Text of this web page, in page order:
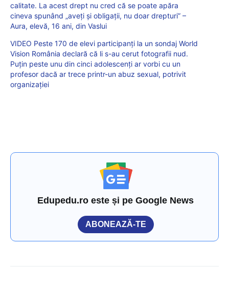
calitate. La acest drept nu cred că se poate apăra
cineva spunând „aveți și obligații, nu doar drepturi” –
Aura, elevă, 16 ani, din Vaslui
VIDEO Peste 170 de elevi participanți la un sondaj World
Vision România declară că li s-au cerut fotografii nud.
Puțin peste unu din cinci adolescenți ar vorbi cu un
profesor dacă ar trece printr-un abuz sexual, potrivit
organizației
Edupedu.ro este și pe Google News
ABONEAZĂ-TE